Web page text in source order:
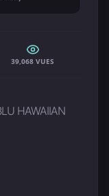
39,068 VUES
HAWAIIAN